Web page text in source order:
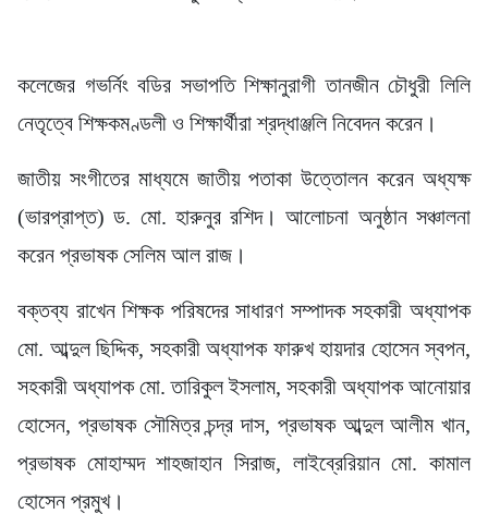
কলেজের গভর্নিং বডির সভাপতি শিক্ষানুরাগী তানজীন চৌধুরী লিলি
নেতৃত্বে শিক্ষকমণ্ডলী ও শিক্ষার্থীরা শ্রদ্ধাঞ্জলি নিবেদন করেন।
জাতীয় সংগীতের মাধ্যমে জাতীয় পতাকা উত্তোলন করেন অধ্যক্ষ
(ভারপ্রাপ্ত) ড. মো. হারুনুর রশিদ। আলোচনা অনুষ্ঠান সঞ্চালনা
করেন প্রভাষক সেলিম আল রাজ।
বক্তব্য রাখেন শিক্ষক পরিষদের সাধারণ সম্পাদক সহকারী অধ্যাপক
মো. আব্দুল ছিদ্দিক, সহকারী অধ্যাপক ফারুখ হায়দার হোসেন স্বপন,
সহকারী অধ্যাপক মো. তারিকুল ইসলাম, সহকারী অধ্যাপক আনোয়ার
হোসেন, প্রভাষক সৌমিত্র চন্দ্র দাস, প্রভাষক আব্দুল আলীম খান,
প্রভাষক মোহাম্মদ শাহজাহান সিরাজ, লাইব্রেরিয়ান মো. কামাল
হোসেন প্রমুখ।